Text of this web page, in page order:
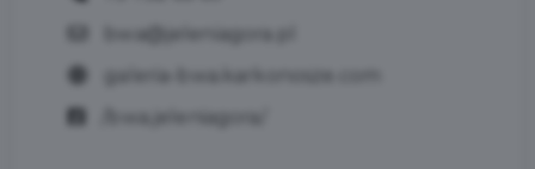
bwa@jeleniagora.pl
galeria-bwa.karkonosze.com
/bwa.jeleniagora/